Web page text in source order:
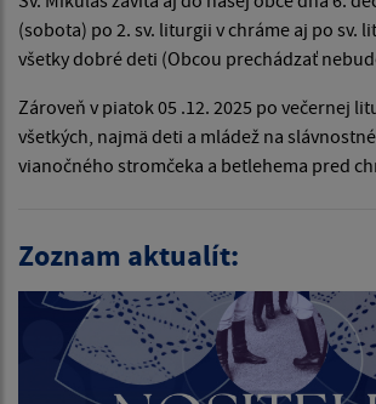
(sobota) po 2. sv. liturgii v chráme aj po sv.
všetky dobré deti (Obcou prechádzať
Zároveň v piatok 05 .12. 2025 po večernej
všetkých, najmä deti a mládež na
vianočného stromčeka a betlehema pred
Zoznam aktualít: